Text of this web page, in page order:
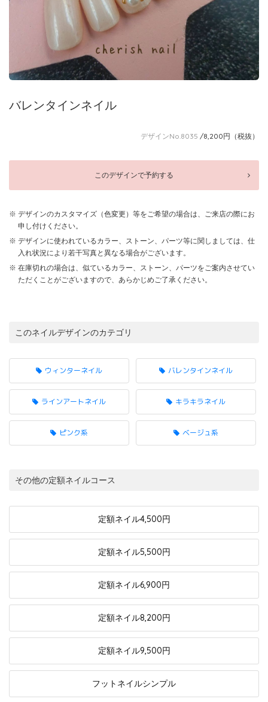
バレンタインネイル
デザインNo.8035 /8,200円（税抜）
このデザインで予約する
デザインのカスタマイズ（色変更）等をご希望の場合は、ご来店の際にお
申し付けください。
デザインに使われているカラー、ストーン、パーツ等に関しましては、仕
入れ状況により若干写真と異なる場合がございます。
在庫切れの場合は、似ているカラー、ストーン、パーツをご案内させてい
ただくことがございますので、あらかじめご了承ください。
このネイルデザインのカテゴリ
ウィンターネイル バレンタインネイル
ラインアートネイル キラキラネイル
ピンク系 ベージュ系
その他の定額ネイルコース
定額ネイル4,500円
定額ネイル5,500円
定額ネイル6,900円
定額ネイル8,200円
定額ネイル9,500円
フットネイルシンプル